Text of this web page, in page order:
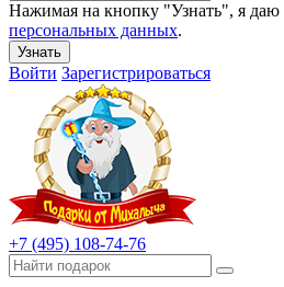
Нажимая на кнопку "Узнать", я даю
персональных данных.
Узнать
Войти Зарегистрироваться
+7 (495) 108-74-76